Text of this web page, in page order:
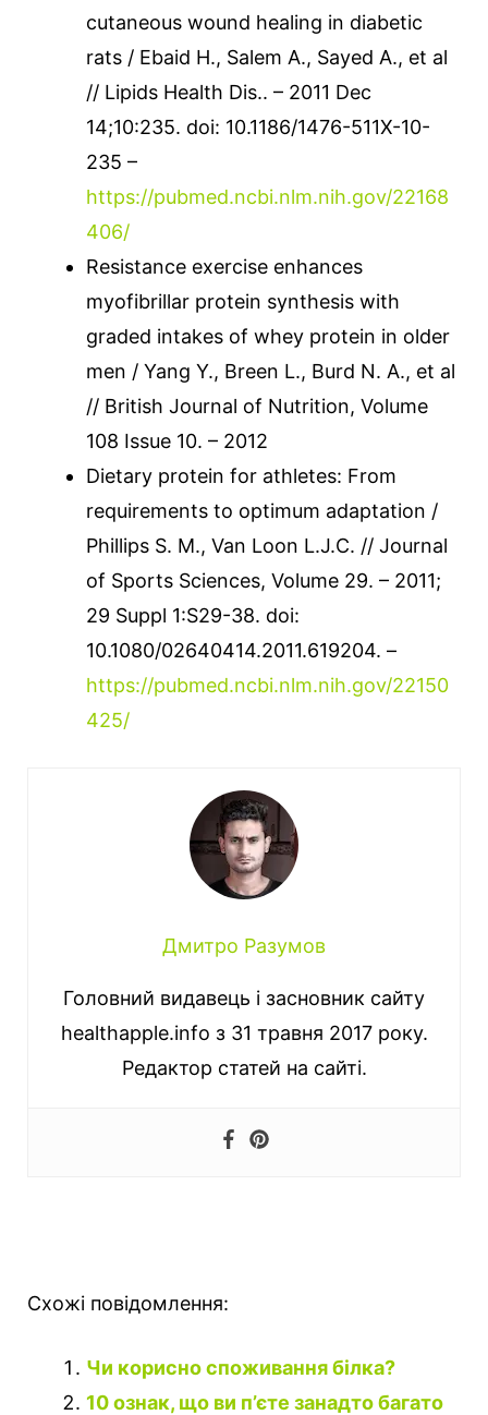
cutaneous wound healing in diabetic
rats / Ebaid H., Salem A., Sayed A., et al
// Lipids Health Dis.. – 2011 Dec
14;10:235. doi: 10.1186/1476-511X-10-
235 –
https://pubmed.ncbi.nlm.nih.gov/22168
406/
Resistance exercise enhances
myofibrillar protein synthesis with
graded intakes of whey protein in older
men / Yang Y., Breen L., Burd N. A., et al
// British Journal of Nutrition, Volume
108 Issue 10. – 2012
Dietary protein for athletes: From
requirements to optimum adaptation /
Phillips S. M., Van Loon L.J.C. // Journal
of Sports Sciences, Volume 29. – 2011;
29 Suppl 1:S29-38. doi:
10.1080/02640414.2011.619204. –
https://pubmed.ncbi.nlm.nih.gov/22150
425/
Дмитро Разумов
Головний видавець і засновник сайту
healthapple.info з 31 травня 2017 року.
Редактор статей на сайті.
Схожі повідомлення:
Чи корисно споживання білка?
10 ознак, що ви п’єте занадто багато